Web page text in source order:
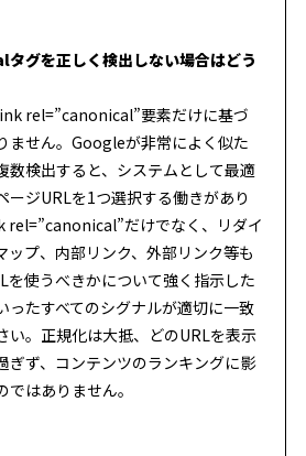
グを正しく検出しない場合はどう
rel=”canonical”要素だけに基づ
ません。Googleが非常によく似た
数検出すると、システムとして最適
ージURLを1つ選択する働きがあり
rel=”canonical”だけでなく、リダイ
ップ、内部リンク、外部リンク等も
を使うべきかについて強く指示した
ったすべてのシグナルが適切に一致
い。正規化は大抵、どのURLを表示
ぎず、コンテンツのランキングに影
はありません。